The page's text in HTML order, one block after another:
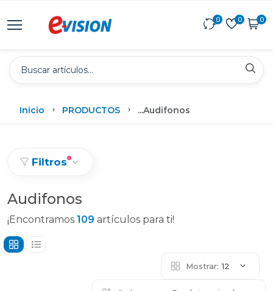
0 0 0
Inicio PRODUCTOS ...Audifonos
Filtros
Audifonos
¡Encontramos 109 artículos para ti!
Mostrar: 12